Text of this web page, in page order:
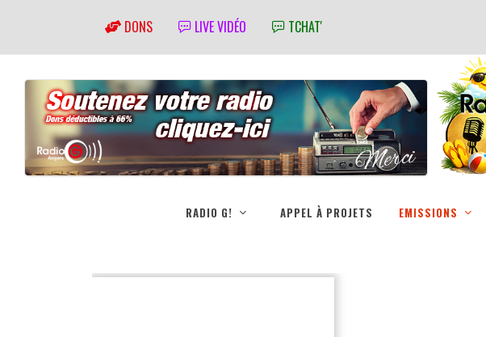
DONS LIVE VIDÉO TCHAT'
RADIO G! APPEL À PROJETS EMISSIONS